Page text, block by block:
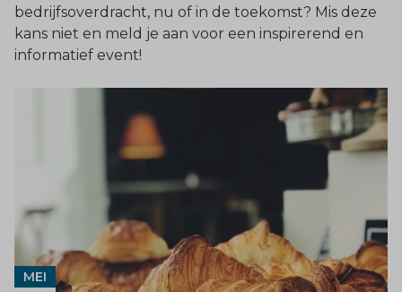
bedrijfsoverdracht, nu of in de toekomst? Mis deze
kans niet en meld je aan voor een inspirerend en
informatief event!
MEI